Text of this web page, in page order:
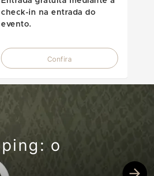
check-in na entrada do
evento.
Confira
o